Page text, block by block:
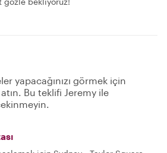
yapacağınızı görmek için
Bu teklifi Jeremy ile